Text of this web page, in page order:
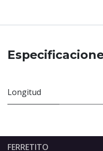
Longitud
FERRETITO